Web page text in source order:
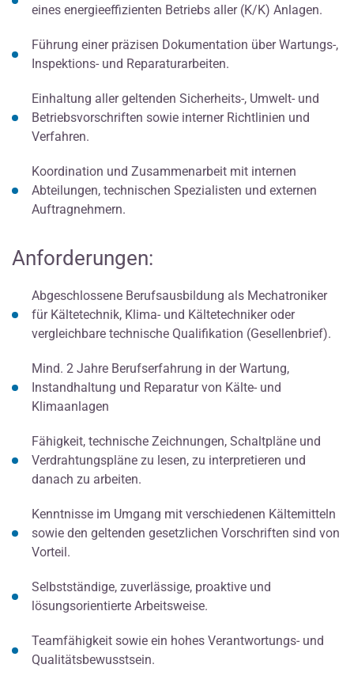
eines energieeffizienten Betriebs aller (K/K) Anlagen.
Führung einer präzisen Dokumentation über Wartungs-,
Inspektions- und Reparaturarbeiten.
Einhaltung aller geltenden Sicherheits-, Umwelt- und
Betriebsvorschriften sowie interner Richtlinien und
Verfahren.
Koordination und Zusammenarbeit mit internen
Abteilungen, technischen Spezialisten und externen
Auftragnehmern.
Anforderungen:
Abgeschlossene Berufsausbildung als Mechatroniker
für Kältetechnik, Klima- und Kältetechniker oder
vergleichbare technische Qualifikation (Gesellenbrief).
Mind. 2 Jahre Berufserfahrung in der Wartung,
Instandhaltung und Reparatur von Kälte- und
Klimaanlagen
Fähigkeit, technische Zeichnungen, Schaltpläne und
Verdrahtungspläne zu lesen, zu interpretieren und
danach zu arbeiten.
Kenntnisse im Umgang mit verschiedenen Kältemitteln
sowie den geltenden gesetzlichen Vorschriften sind von
Vorteil.
Selbstständige, zuverlässige, proaktive und
lösungsorientierte Arbeitsweise.
Teamfähigkeit sowie ein hohes Verantwortungs- und
Qualitätsbewusstsein.